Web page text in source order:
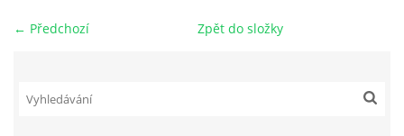
města Domažlice.
© 2026 eStránky.cz
← Předchozí Zpět do složky